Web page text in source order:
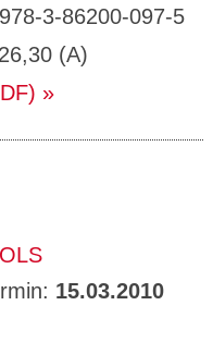
3-86200-097-5
(A)
15.03.2010